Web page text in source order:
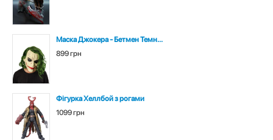
Маска Джокера - Бетмен Темн...
899 грн
Фігурка Хеллбой з рогами
1099 грн